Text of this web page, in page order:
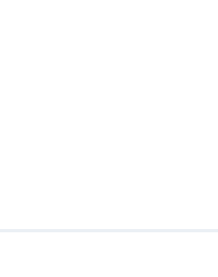
金や仕事、恋愛、ITに関